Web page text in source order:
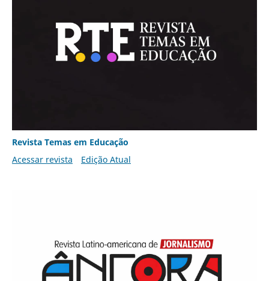
Revista Temas em Educação
Acessar revista
Edição Atual